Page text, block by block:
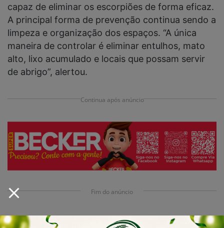
capaz de eliminar os escorpiões de forma eficaz.
A principal forma de prevenção continua sendo a
limpeza e organização dos espaços. “A única
maneira de controlar é eliminar entulhos, mato
alto, lixo acumulado e locais que possam servir
de abrigo”, alertou.
Continua após anúncio
Fim do anúncio